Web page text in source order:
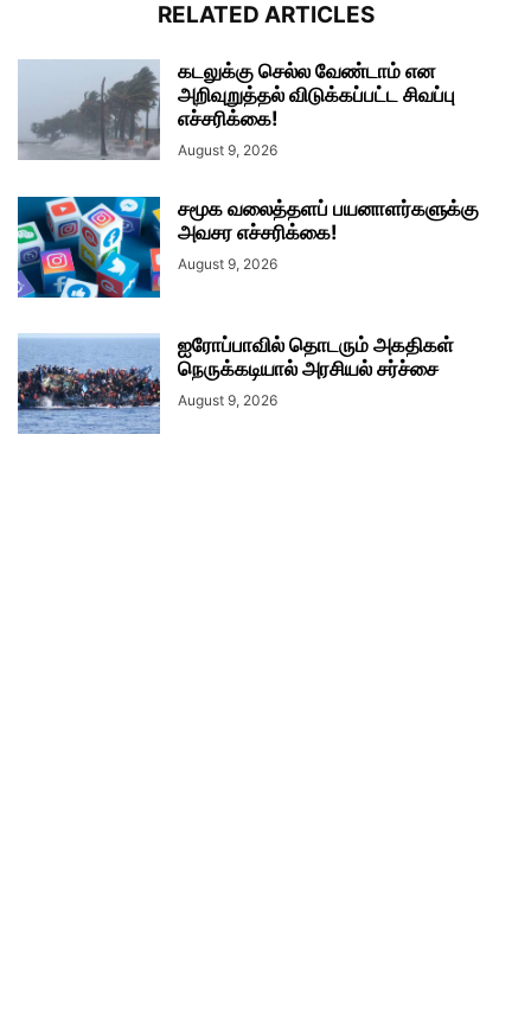
RELATED ARTICLES
கடலுக்கு செல்ல வேண்டாம் என
அறிவுறுத்தல் விடுக்கப்பட்ட சிவப்பு
எச்சரிக்கை!
August 9, 2026
சமூக வலைத்தளப் பயனாளர்களுக்கு
அவசர எச்சரிக்கை!
August 9, 2026
ஐரோப்பாவில் தொடரும் அகதிகள்
நெருக்கடியால் அரசியல் சர்ச்சை
August 9, 2026